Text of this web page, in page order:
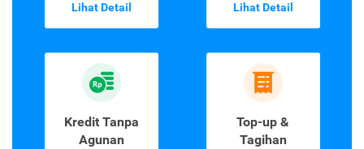
Lihat Detail Lihat Detail
Kredit Tanpa
Agunan
Top-up &
Tagihan